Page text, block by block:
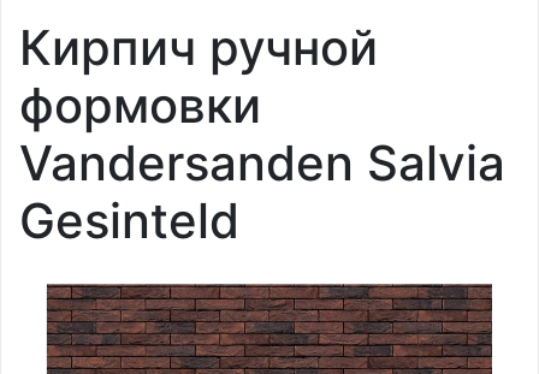
Кирпич ручной
формовки
Vandersanden Salvia
Gesinteld